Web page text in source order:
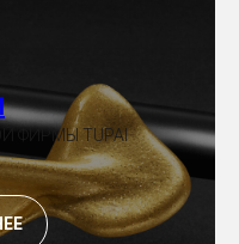
ФИРМЫ TUPAI